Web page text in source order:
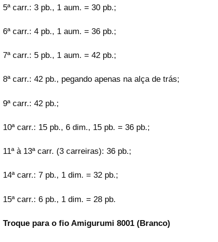
5ª carr.: 3 pb., 1 aum. = 30 pb.;
6ª carr.: 4 pb., 1 aum. = 36 pb.;
7ª carr.: 5 pb., 1 aum. = 42 pb.;
8ª carr.: 42 pb., pegando apenas na alça de trás;
9ª carr.: 42 pb.;
10ª carr.: 15 pb., 6 dim., 15 pb. = 36 pb.;
11ª à 13ª carr. (3 carreiras): 36 pb.;
14ª carr.: 7 pb., 1 dim. = 32 pb.;
15ª carr.: 6 pb., 1 dim. = 28 pb.
Troque para o fio Amigurumi 8001 (Branco)